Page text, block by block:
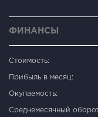
ФИНАНСЫ
Стоимость:
Прибыль в месяц:
Окупаемость:
Среднемесячный